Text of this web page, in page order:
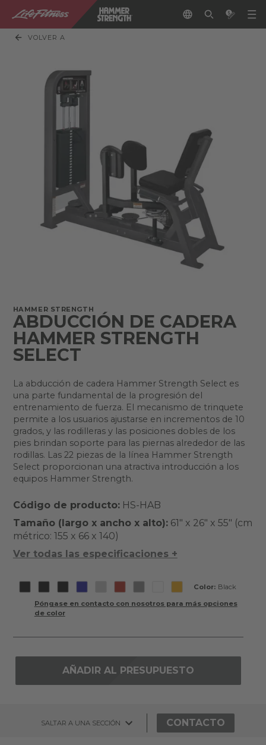
VOLVER A
HAMMER STRENGTH
ABDUCCIÓN DE CADERA
HAMMER STRENGTH
SELECT
La abducción de cadera Hammer Strength Select es
una parte fundamental de la progresión del
entrenamiento de fuerza. El mecanismo de trinquete
permite a los usuarios ajustarse en incrementos de 10
grados, y las rodilleras y las posiciones dobles de los
pies brindan soporte para las piernas alrededor de las
rodillas. Las 22 piezas de la línea Hammer Strength
Select proporcionan una atractiva introducción a los
equipos Hammer Strength.
Código de producto:HS-HAB
Tamaño (largo x ancho x alto):61" x 26" x 55" (cm
métrico: 155 x 66 x 140)
Ver todas las especificaciones +
Color: Black
Póngase en contacto con nosotros para más opciones
de color
AÑADIR AL PRESUPUESTO
SALTAR A UNA SECCIÓN CONTACTO